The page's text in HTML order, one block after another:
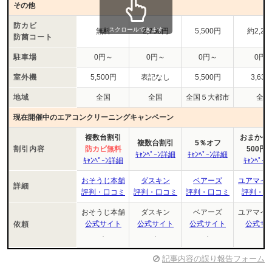
その他
防カビ
防菌コート
無料 2,750円 5,500円 約
駐車場 0円～ 0円～ 0円～ 0円
室外機 5,500円 表記なし 5,500円 3,630
地域 全国 全国 全国５大都市 全国
現在開催中のエアコンクリーニングキャンペーン
割引内容
複数台割引
防カビ無料
ｷｬﾝﾍﾟｰﾝ詳細
複数台割引
ｷｬﾝﾍﾟｰﾝ詳細
5％オフ
ｷｬﾝﾍﾟｰﾝ詳細
おまかせ
500円
ｷｬﾝﾍﾟｰﾝ
詳細
おそうじ本舗
評判・口コミ
ダスキン
評判・口コミ
ベアーズ
評判・口コミ
ユアマイ
評判・
依頼
おそうじ本舗
公式サイト
ダスキン
公式サイト
ベアーズ
公式サイト
ユアマイ
公式サ
スクロールできます
記事内容の誤り報告フォーム